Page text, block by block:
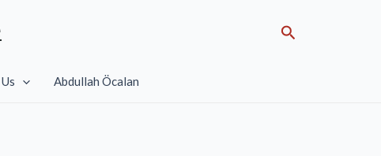
Search
Abdullah Öcalan